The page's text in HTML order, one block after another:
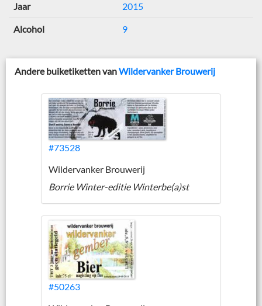
Jaar 2015
Alcohol 9
Andere buiketiketten vanWildervanker Brouwerij
#73528
Wildervanker Brouwerij
Borrie Winter-editie Winterbe(a)st
#50263